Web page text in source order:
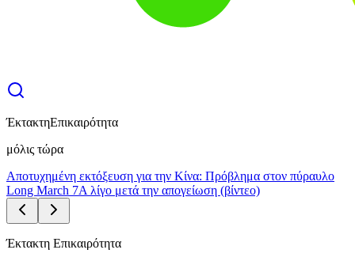
ΈκτακτηΕπικαιρότητα
μόλις τώρα
Αποτυχημένη εκτόξευση για την Κίνα: Πρόβλημα στον πύραυλο
Long March 7A λίγο μετά την απογείωση (βίντεο)
Έκτακτη Επικαιρότητα